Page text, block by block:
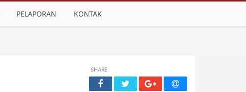
PELAPORAN KONTAK
SHARE